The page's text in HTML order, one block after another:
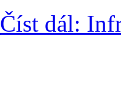
Číst dál: